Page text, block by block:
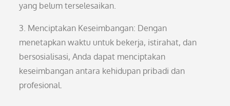
yang belum terselesaikan.
3. Menciptakan Keseimbangan: Dengan
menetapkan waktu untuk bekerja, istirahat, dan
bersosialisasi, Anda dapat menciptakan
keseimbangan antara kehidupan pribadi dan
profesional.